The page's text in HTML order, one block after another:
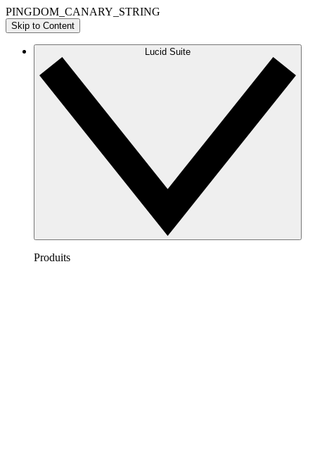
PINGDOM_CANARY_STRING
Skip to Content
Lucid Suite
Produits